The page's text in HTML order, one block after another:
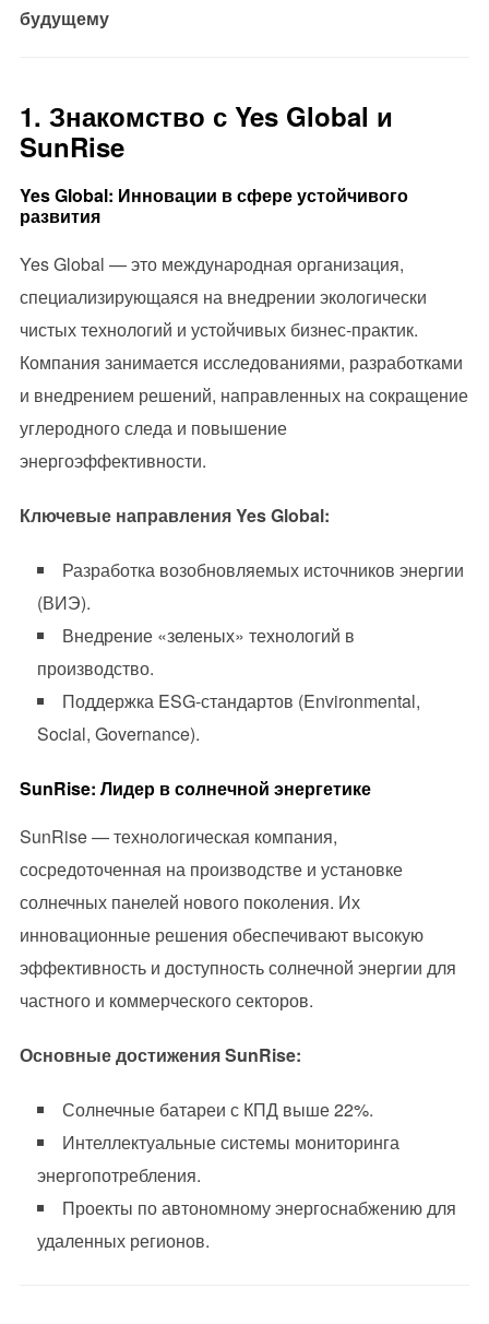
будущему
1. Знакомство с Yes Global и
SunRise
Yes Global: Инновации в сфере устойчивого
развития
Yes Global — это международная организация,
специализирующаяся на внедрении экологически
чистых технологий и устойчивых бизнес-практик.
Компания занимается исследованиями, разработками
и внедрением решений, направленных на сокращение
углеродного следа и повышение
энергоэффективности.
Ключевые направления Yes Global:
Разработка возобновляемых источников энергии
(ВИЭ).
Внедрение «зеленых» технологий в
производство.
Поддержка ESG-стандартов (Environmental,
Social, Governance).
SunRise: Лидер в солнечной энергетике
SunRise — технологическая компания,
сосредоточенная на производстве и установке
солнечных панелей нового поколения. Их
инновационные решения обеспечивают высокую
эффективность и доступность солнечной энергии для
частного и коммерческого секторов.
Основные достижения SunRise:
Солнечные батареи с КПД выше 22%.
Интеллектуальные системы мониторинга
энергопотребления.
Проекты по автономному энергоснабжению для
удаленных регионов.